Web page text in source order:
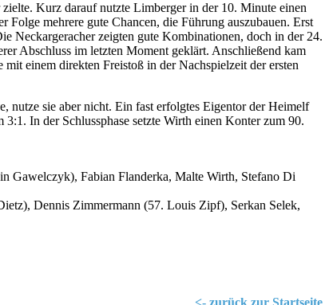
Kurz darauf nutzte Limberger in der 10. Minute einen
mehrere gute Chancen, die Führung auszubauen. Erst
Neckargeracher zeigten gute Kombinationen, doch in der 24.
Abschluss im letzten Moment geklärt. Anschließend kam
einem direkten Freistoß in der Nachspielzeit der ersten
nutze sie aber nicht. Ein fast erfolgtes Eigentor der Heimelf
In der Schlussphase setzte Wirth einen Konter zum 90.
Gawelczyk), Fabian Flanderka, Malte Wirth, Stefano Di
Dennis Zimmermann (57. Louis Zipf), Serkan Selek,
<- zurück zur Startseite